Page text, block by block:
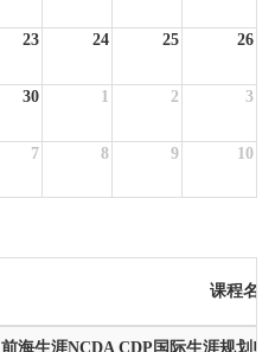
23 24 25 26
30 1 2 3
7 8 9 10
课程名称
前海生涯NCDA CDP国际生涯规划